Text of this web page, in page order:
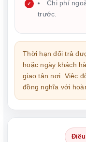
Chi phí
trước.
Thời hạn đổi trả
hoặc ngày khách
giao tận nơi. Việc
đồng nghĩa với